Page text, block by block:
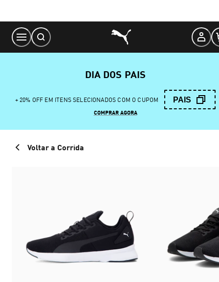
Content
DIA DOS PAIS
+ 20% OFF EM ITENS SELECIONADOS COM O CUPOM PAIS
COMPRAR AGORA
Voltar a Corrida